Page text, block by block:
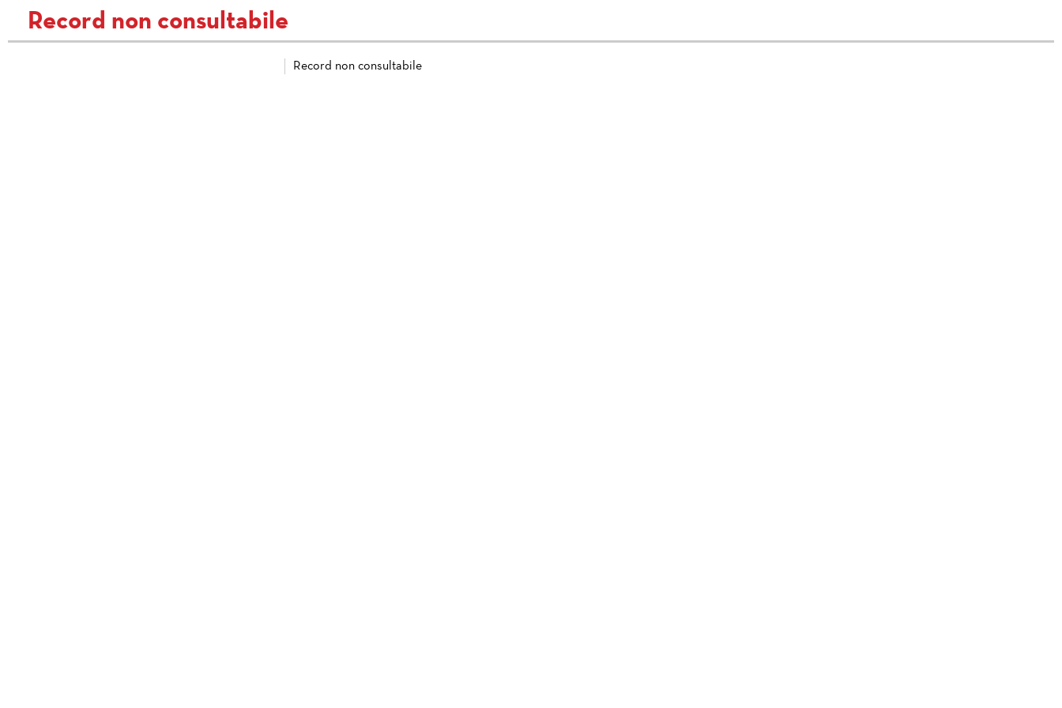
Record non consultabile
Record non consultabile